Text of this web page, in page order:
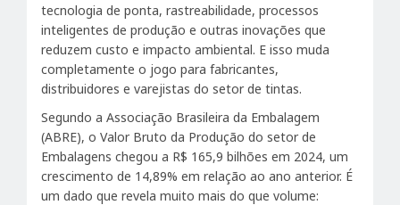
tecnologia de ponta, rastreabilidade, processos
inteligentes de produção e outras inovações que
reduzem custo e impacto ambiental. E isso muda
completamente o jogo para fabricantes,
distribuidores e varejistas do setor de tintas.
Segundo a Associação Brasileira da Embalagem
(ABRE), o Valor Bruto da Produção do setor de
Embalagens chegou a R$ 165,9 bilhões em 2024, um
crescimento de 14,89% em relação ao ano anterior. É
um dado que revela muito mais do que volume: